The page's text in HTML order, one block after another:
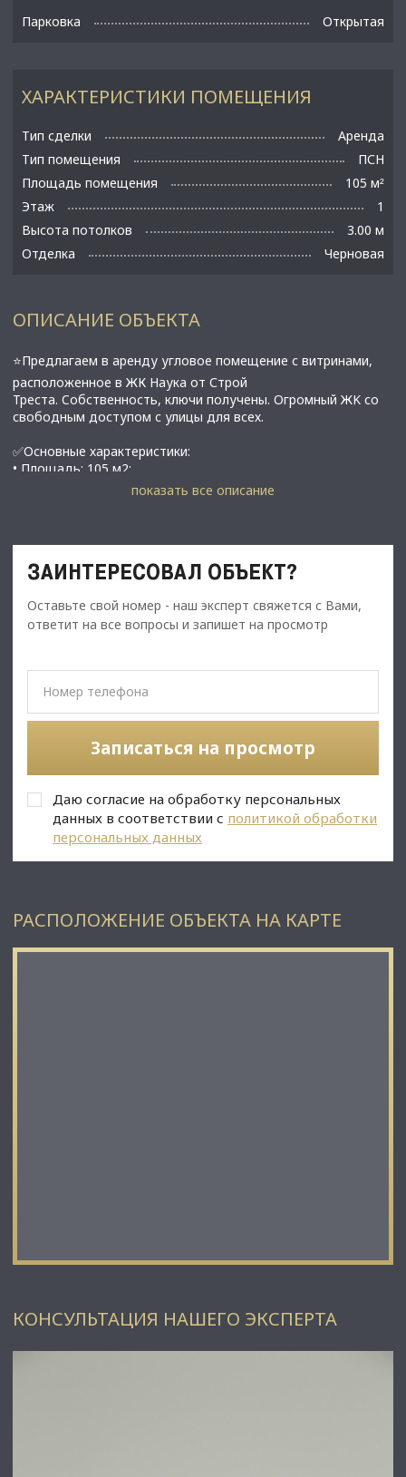
ХАРАКТЕРИСТИКИ ПОМЕЩЕНИЯ
Тип сделки
Аренда
Тип помещения
ПСН
Площадь помещения
105 м²
Этаж
1
Высота потолков
3.00 м
Отделка
Черновая
Парковка
Открытая
КОНСУЛЬТАЦИЯ НАШЕГО ЭКСПЕРТА
ОПИСАНИЕ ОБЪЕКТА
⭐Предлагаем в аренду угловое помещение с витринами,
расположенное в ЖК Hаукa от Строй
Tpеcта. Coбcтвeннoсть, ключи получены. Oгpoмный ЖK сo
cвoбодным доступом c улицы для всех.
✅Основные характеристики:
• Площадь: 105 м2;
• Помещение правильной формы, без отделки, обеспечено
• В 15 минутах от метро Академическая;
⭐Стоимость, условия сделки:
• Арендная ставка: 330 000 руб/мес.;
✅Описание:
• Высокий пешеходный и автомобильный трафик;
• Вывеска, места под рекламу;
С Уважением, Михаил Лунев.
Недвижимость Северо-Запада.
показать все описание
ЗАИНТЕРЕСОВАЛ ОБЪЕКТ?
Оставьте свой номер - наш эксперт свяжется с Вами,
ответит на все вопросы и запишет на просмотр
Записаться на просмотр
Даю согласие на обработку персональных
данных в соответствии с политикой обработки
персональных данных
РАСПОЛОЖЕНИЕ ОБЪЕКТА НА КАРТЕ